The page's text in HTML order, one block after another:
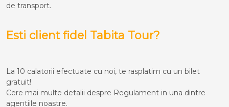
de transport.
Esti client fidel Tabita Tour?
La 10 calatorii efectuate cu noi, te rasplatim cu un bilet
gratuit!
Cere mai multe detalii despre Regulament in una dintre
agentiile noastre.